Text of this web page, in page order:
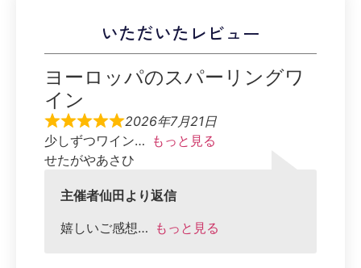
いただいたレビュー
ヨーロッパのスパーリングワ
イン
2026年7月21日
少しずつワイン
もっと見る
せたがやあさひ
主催者仙田より返信
嬉しいご感想
もっと見る